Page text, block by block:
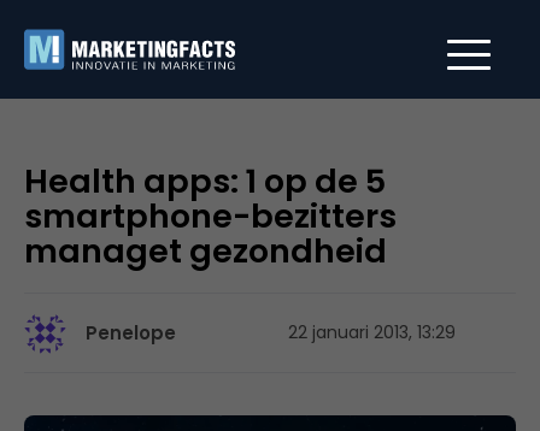
Health apps: 1 op de 5
smartphone-bezitters
managet gezondheid
Penelope 22 januari 2013, 13:29